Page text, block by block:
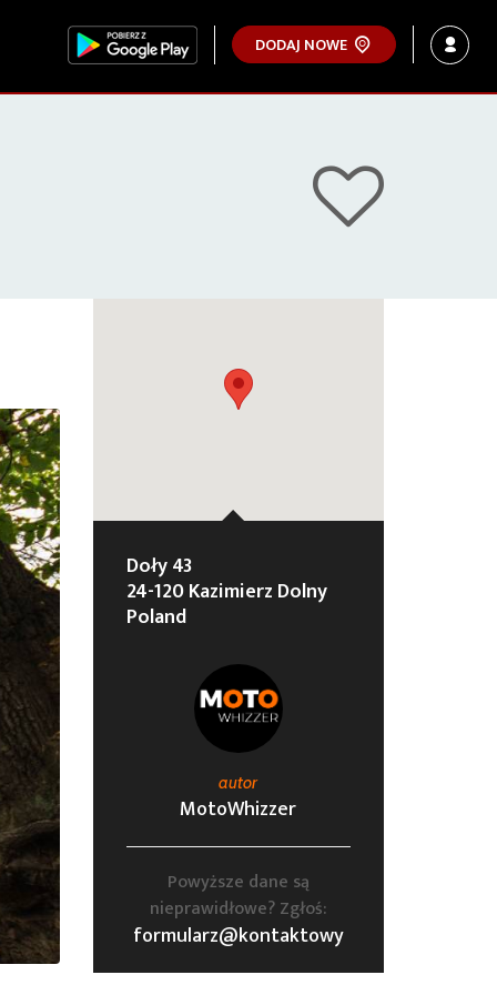
DODAJ NOWE
Doły 43
24-120 Kazimierz Dolny
Poland
autor
MotoWhizzer
Powyższe dane są
nieprawidłowe? Zgłoś:
formularz@kontaktowy